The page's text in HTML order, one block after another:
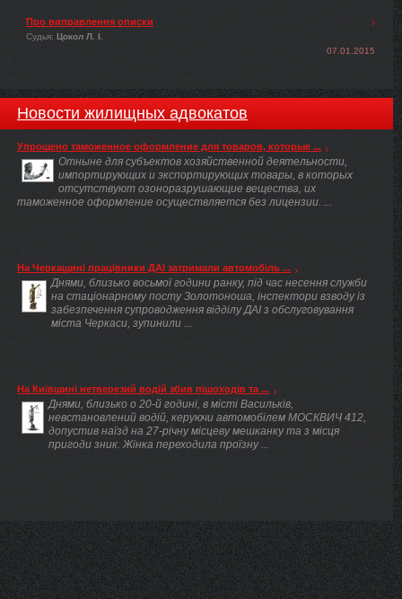
Про виправлення описки
Судья: Цокол Л. І.
07.01.2015
Новости жилищных адвокатов
Упрощено таможенное оформление для товаров, которые ...
Отныне для субъектов хозяйственной деятельности,
импортирующих и экспортирующих товары, в которых
отсутствуют озоноразрушающие вещества, их
таможенное оформление осуществляется без лицензии. ...
На Черкащині працівники ДАІ затримали автомобіль ...
Днями, близько восьмої години ранку, під час несення служби
на стаціонарному посту Золотоноша, інспектори взводу із
забезпечення супроводження відділу ДАІ з обслуговування
міста Черкаси, зупинили ...
На Київщині нетверезий водій збив пішоходів та ...
Днями, близько о 20-й годині, в місті Васильків,
невстановлений водій, керуючи автомобілем МОСКВИЧ 412,
допустив наїзд на 27-річну місцеву мешканку та з місця
пригоди зник. Жінка переходила проїзну ...